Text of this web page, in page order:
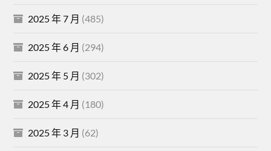
2025 年 7 月 (485)
2025 年 6 月 (294)
2025 年 5 月 (302)
2025 年 4 月 (180)
2025 年 3 月 (62)